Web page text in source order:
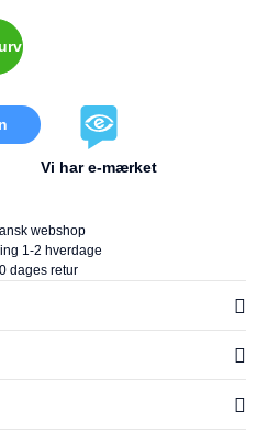
Vi har e-mærket
webshop
1-2 hverdage
dages retur